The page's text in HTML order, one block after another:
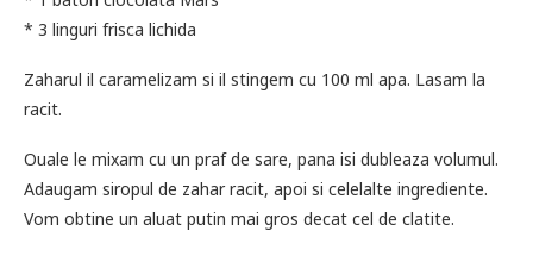
* 3 linguri frisca lichida
Zaharul il caramelizam si il stingem cu 100 ml apa. Lasam la
racit.
Ouale le mixam cu un praf de sare, pana isi dubleaza volumul.
Adaugam siropul de zahar racit, apoi si celelalte ingrediente.
Vom obtine un aluat putin mai gros decat cel de clatite.